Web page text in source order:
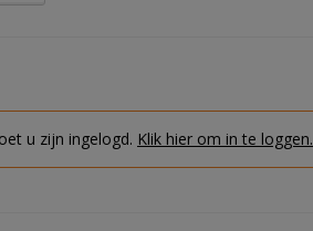
u zijn ingelogd. Klik hier om in te loggen.